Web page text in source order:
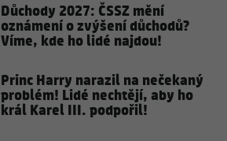
Důchody 2027: ČSSZ mění
oznámení o zvýšení důchodů?
Víme, kde ho lidé najdou!
Princ Harry narazil na nečekaný
problém! Lidé nechtějí, aby ho
král Karel III. podpořil!